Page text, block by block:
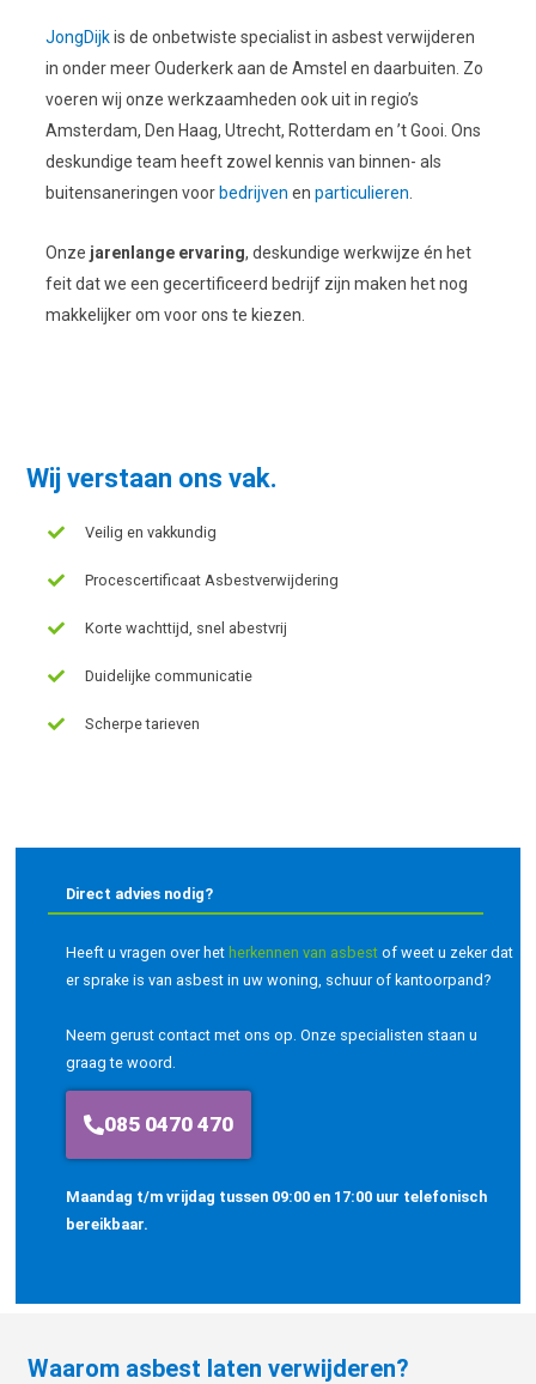
JongDijkis de onbetwiste specialist in asbest verwijderen
in onder meer Ouderkerk aan de Amstel en daarbuiten. Zo
voeren wij onze werkzaamheden ook uit in regio’s
Amsterdam, Den Haag, Utrecht, Rotterdam en ’t Gooi. Ons
deskundige team heeft zowel kennis van binnen- als
buitensaneringen voor bedrijven enparticulieren
Onze jarenlange ervaring, deskundige werkwijze én het
feit dat we een gecertificeerd bedrijf zijn maken het nog
makkelijker om voor ons te kiezen.
Wij verstaan ons vak.
Veilig en vakkundig
Procescertificaat Asbestverwijdering
Korte wachttijd, snel abestvrij
Duidelijke communicatie
Scherpe tarieven
Direct advies nodig?
Heeft u vragen over het herkennen van asbestof weet u zeker dat
er sprake is van asbest in uw woning, schuur of kantoorpand?
Neem gerust contact met ons op. Onze specialisten staan u
graag te woord.
085 0470 470
Maandag t/m vrijdag tussen 09:00 en 17:00 uur telefonisch
bereikbaar.
Waarom asbest laten verwijderen?